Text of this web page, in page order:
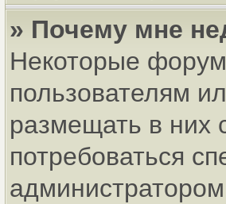
» Почему мне
Некоторые
пользователям
размещать в них
потребоваться